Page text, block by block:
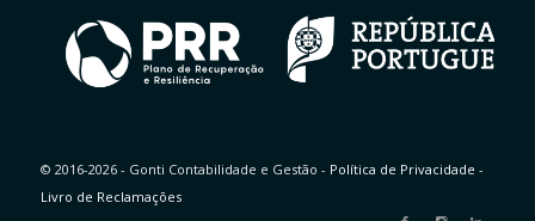
© 2016-2026 - Gonti Contabilidade e Gestão - Política de Privacidade -
Livro de Reclamações